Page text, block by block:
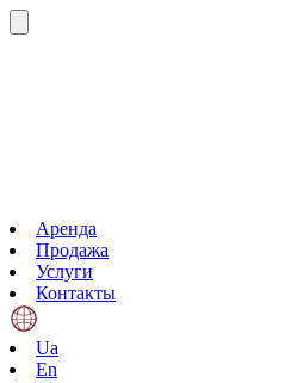
Аренда
Продажа
Услуги
Контакты
Ua
En